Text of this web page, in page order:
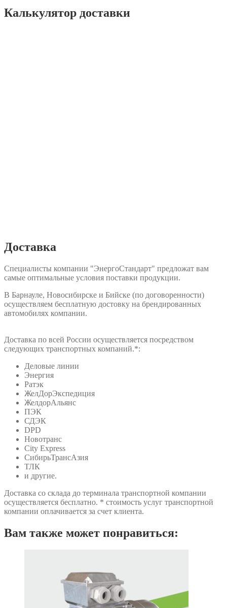
Калькулятор доставки
Доставка
Специалисты компании "ЭнергоСтандарт" предложат вам
самые оптимальные условия поставки продукции.
В Барнауле, Новосибирске и Бийске (по договоренности)
осуществляем бесплатную достовку на брендированных
автомобилях компании.
Доставка по всей России осуществляется посредством
следующих транспортных компаний.*:
Деловые линии
Энергия
Ратэк
ЖелДорЭкспедиция
ЖелдорАльянс
ПЭК
СДЭК
DPD
Новотранс
City Express
СибирьТрансАзия
ТЛК
и другие.
Доставка со склада до терминала транспортной компании
осуществляется бесплатно. * стоимость услуг транспортной
компании оплачивается за счет клиента.
Вам также может понравиться: